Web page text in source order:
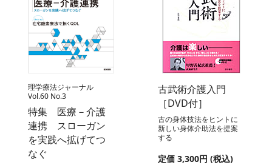
理学療法ジャーナル
Vol.60 No.3
特集 医療－介護
連携 スローガン
を実践へ拡げてつ
なぐ
古武術介護入門
［DVD付］
古の身体技法をヒントに
新しい身体介助法を提案
する
定価 3,300円 (税込)